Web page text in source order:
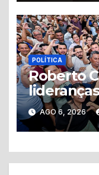
POLÍTICA
Roberto
política
AGO 6, 2026